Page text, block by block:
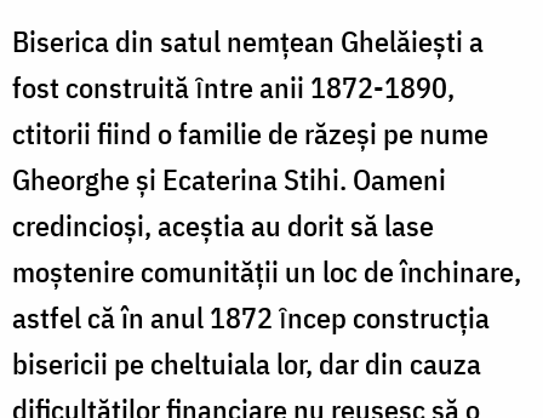
Biserica din satul nemțean Ghelăieşti a
fost construită ȋntre anii 1872-1890,
ctitorii fiind o familie de răzeşi pe nume
Gheorghe şi Ecaterina Stihi. Oameni
credincioși, aceștia au dorit să lase
moștenire comunității un loc de închinare,
astfel că în anul 1872 ȋncep construcţia
bisericii pe cheltuiala lor, dar din cauza
dificultăţilor financiare nu reuşesc să o